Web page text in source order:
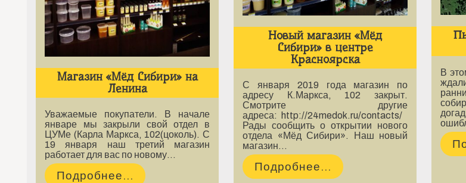
Магазин «Мёд Сибири» на
Ленина
Уважаемые покупатели. В начале
январе мы закрыли свой отдел в
ЦУМе (Карла Маркса, 102(цоколь). С
19 января наш третий магазин
работает для вас по новому…
Подробнее...
Новый магазин «Мёд
Сибири» в центре
Красноярска
С января 2019 года магазин по
адресу К.Маркса, 102 закрыт.
Смотрите другие
адреса: http://24medok.ru/contacts/
Рады сообщить о открытии нового
отдела «Мёд Сибири». Наш новый
магазин…
Подробнее...
В